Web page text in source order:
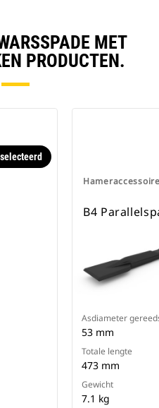
MET
PRODUCTEN.
B4
Asdiameter
53 mm
Totale lengte
473 mm
Gewicht
7.1 kg